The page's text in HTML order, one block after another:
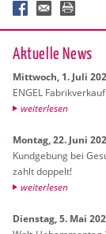
Ak­tu­el­le News
Mitt­woch, 1. Juli
ENGEL
wei­ter­le­sen
Mon­tag, 22. Juni
Kund­ge­bung bei
zahlt dop­pelt!
wei­ter­le­sen
Diens­tag, 5. Mai